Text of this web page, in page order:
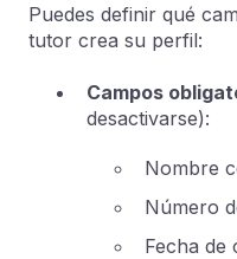
Puedes definir qué
tutor crea su perfil:
Campos
desactivarse):
Nombre
Número
Fecha de